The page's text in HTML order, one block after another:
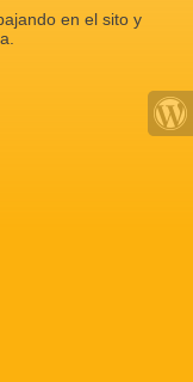
en el sito y